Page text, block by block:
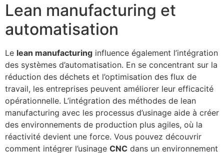
Lean manufacturing et
automatisation
Le lean manufacturing influence également l’intégration
des systèmes d’automatisation. En se concentrant sur la
réduction des déchets et l’optimisation des flux de
travail, les entreprises peuvent améliorer leur efficacité
opérationnelle. L’intégration des méthodes de lean
manufacturing avec les processus d’usinage aide à créer
des environnements de production plus agiles, où la
réactivité devient une force. Vous pouvez découvrir
comment intégrer l’usinage CNC dans un environnement